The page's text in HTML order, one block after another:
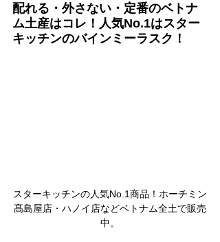
配れる・外さない・定番のベトナ
ム土産はコレ！人気No.1はスター
キッチンのバインミーラスク！
スターキッチンの人気No.1商品！ホーチミン
髙島屋店・ハノイ店などベトナム全土で販売
中。